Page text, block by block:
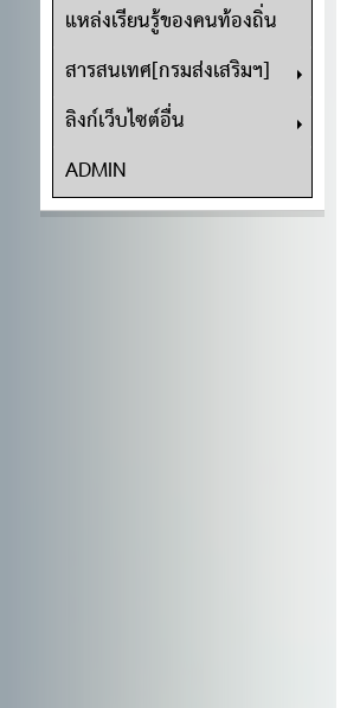
แหล่งเรียนรู้ของคนท้องถิ่น
สารสนเทศ[กรมส่งเสริมฯ]
ลิงก์เว็บไซต์อื่น
ADMIN